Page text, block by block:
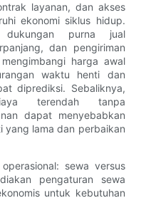
layanan, dan akses
ekonomi siklus hidup.
dukungan purna jual
dan pengiriman
harga awal
waktu henti dan
diprediksi. Sebaliknya,
terendah tanpa
dapat menyebabkan
yang lama dan perbaikan
sewa versus
pengaturan sewa
untuk kebutuhan